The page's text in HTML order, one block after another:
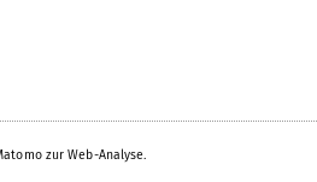
zur Web-Analyse.